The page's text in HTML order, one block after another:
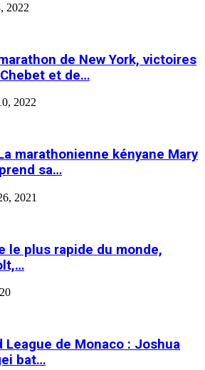
2022
de New York, victoires
Chebet et de…
2022
marathonienne kényane Mary
sa…
2021
le plus rapide du monde,
League de Monaco : Joshua
bat…